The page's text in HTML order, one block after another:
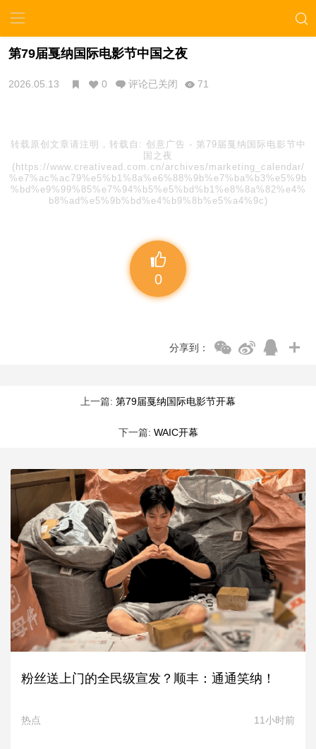
第79届戛纳国际电影节中国之夜
2026.05.13 0 评论已关闭 71
转载原创文章请注明，转载自: 创意广告 - 第79届戛纳国际电影节中
国之夜
(https://www.creativead.com.cn/archives/marketing_calendar/
%e7%ac%ac79%e5%b1%8a%e6%88%9b%e7%ba%b3%e5%9b
%bd%e9%99%85%e7%94%b5%e5%bd%b1%e8%8a%82%e4%
b8%ad%e5%9b%bd%e4%b9%8b%e5%a4%9c)
0
分享到：
上一篇: 第79届戛纳国际电影节开幕
下一篇: WAIC开幕
粉丝送上门的全民级宣发？顺丰：通通笑纳！
热点 11小时前